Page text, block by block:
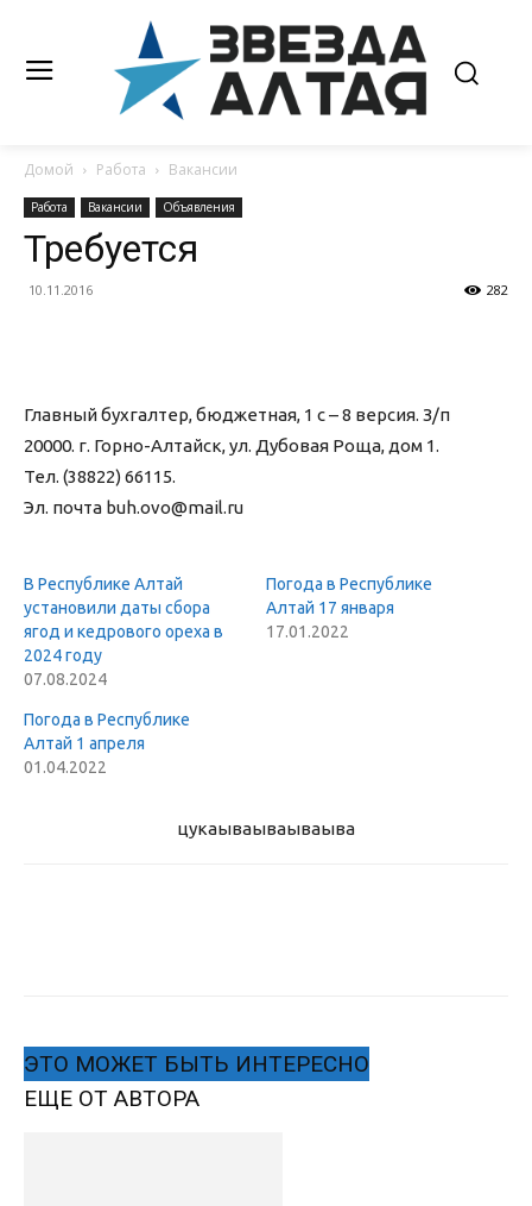
Домой Работа Вакансии
Работа Вакансии Объявления
Требуется
10.11.2016 282
Главный бухгалтер, бюджетная, 1 с – 8 версия. З/п
20000. г. Горно-Алтайск, ул. Дубовая Роща, дом 1.
Тел. (38822) 66115.
Эл. почта buh.ovo@mail.ru
В Республике Алтай
установили даты сбора
ягод и кедрового ореха в
2024 году
07.08.2024
Погода в Республике
Алтай 17 января
17.01.2022
Погода в Республике
Алтай 1 апреля
01.04.2022
цукаываываываыва
ЭТО МОЖЕТ БЫТЬ ИНТЕРЕСНО
ЕЩЕ ОТ АВТОРА